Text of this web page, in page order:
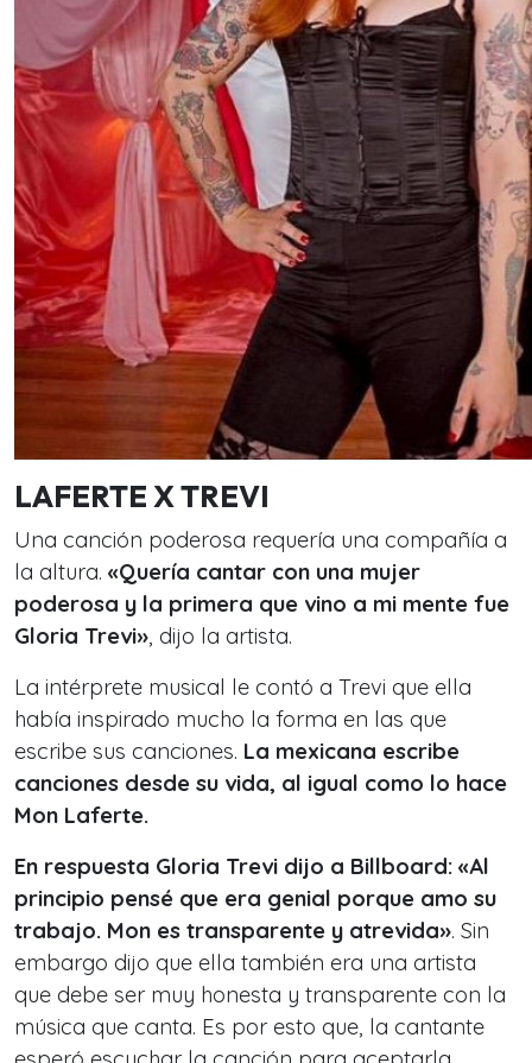
LAFERTE X TREVI
Una canción poderosa requería una compañía a
la altura. «Quería cantar con una mujer
poderosa y la primera que vino a mi mente fue
Gloria Trevi» , dijo la artista.
La intérprete musical le contó a Trevi que ella
había inspirado mucho la forma en las que
escribe sus canciones. La mexicana escribe
canciones desde su vida, al igual como lo hace
Mon Laferte.
En respuesta Gloria Trevi dijo a Billboard: «Al
principio pensé que era genial porque amo su
trabajo. Mon es transparente y atrevida». Sin
embargo dijo que ella también era una artista
que debe ser muy honesta y transparente con la
música que canta. Es por esto que, la cantante